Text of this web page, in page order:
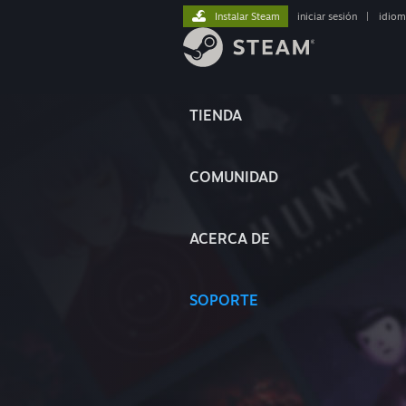
TIENDA
COMUNIDAD
ACERCA DE
SOPORTE
Instalar Steam iniciar sesión